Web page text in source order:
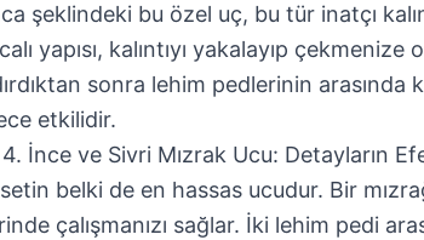
şeklindeki bu özel uç, bu tür inatçı
yapısı, kalıntıyı yakalayıp
sonra lehim pedlerinin
etkilidir.
İnce ve Sivri Mızrak Ucu: Detayların
belki de en hassas ucudur. Bir
çalışmanızı sağlar. İki lehim pedi